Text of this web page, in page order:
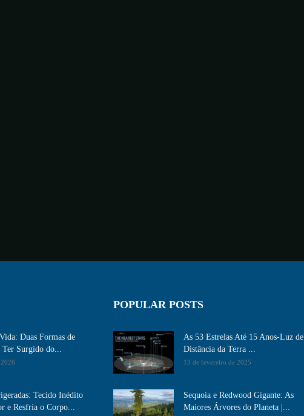
Duas Formas de
Ter Surgido do...
Tecido Inédito
e Resfria o Corpo...
POPULAR POSTS
As 53 Estrelas Até 15 Anos-Luz de
Distância da Terra ...
13 de fevereiro de 2025
Sequoia e Redwood Gigante: As
Maiores Árvores do Planeta |...